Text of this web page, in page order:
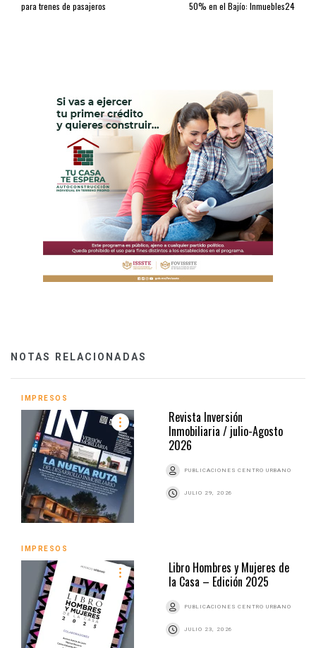
para trenes de pasajeros 50% en el Bajío: Inmuebles24
NOTAS RELACIONADAS
IMPRESOS
Revista Inversión
Inmobiliaria / julio-Agosto
2026
PUBLICACIONES CENTRO URBANO
JULIO 29, 2026
IMPRESOS
Libro Hombres y Mujeres de
la Casa – Edición 2025
PUBLICACIONES CENTRO URBANO
JULIO 23, 2026